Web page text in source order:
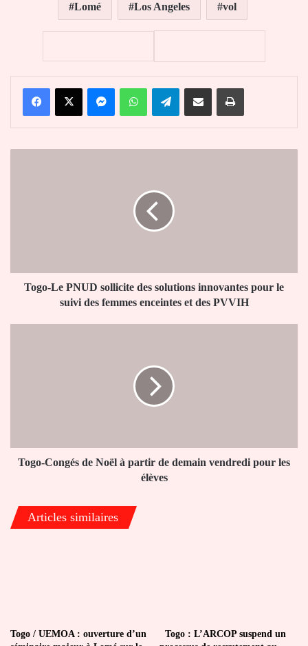
Lomé Los Angeles vol
FacebookX MessengerWhatsAppTelegramPartager par email Imprimer
le
suiviTogo-Le PNUD sollicite des solutions innovantes pour le
suivi des femmes enceintes et des PVVIH
vendredi
pour
Togo-Congés de Noël à partir de demain vendredi pour les
élèves
Articles similaires
Togo / UEMOA : ouverture d’un
Togo : L’ARCOP suspend un